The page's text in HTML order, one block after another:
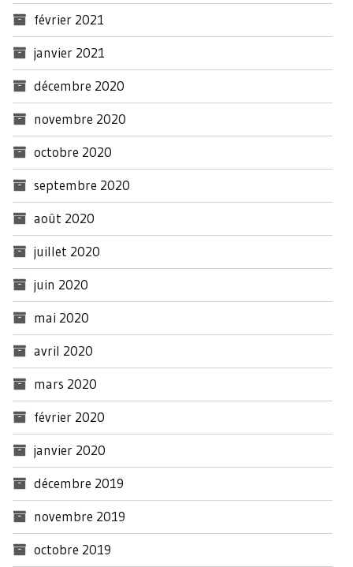
février 2021
janvier 2021
décembre 2020
novembre 2020
octobre 2020
septembre 2020
août 2020
juillet 2020
juin 2020
mai 2020
avril 2020
mars 2020
février 2020
janvier 2020
décembre 2019
novembre 2019
octobre 2019